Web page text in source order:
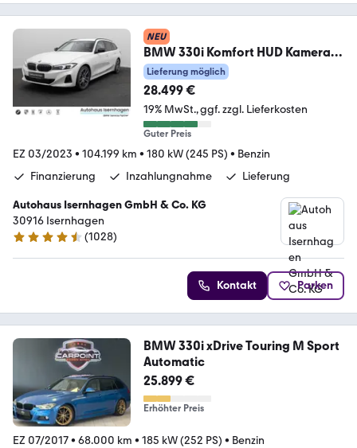
NEU
BMW 330i Komfort HUD Kamera
H/K Leder Sport 18Zoll
Lieferung möglich
28.499 €
19% MwSt. ggf. zzgl. Lieferkosten
Guter Preis
EZ 03/2023 • 104.199 km • 180 kW (245 PS) • Benzin
Finanzierung
Inzahlungnahme Lieferung
Autohaus Isernhagen GmbH & Co. KG
30916 Isernhagen
4.5 Sterne
(1028)
Kontakt Parken
BMW 330i xDrive Touring M Sport
Automatic
25.899 €
Erhöhter Preis
EZ 07/2017• 68.000 km • 185 kW (252 PS) • Benzin